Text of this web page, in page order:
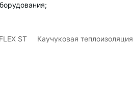
ST Каучуковая теплоизоляция